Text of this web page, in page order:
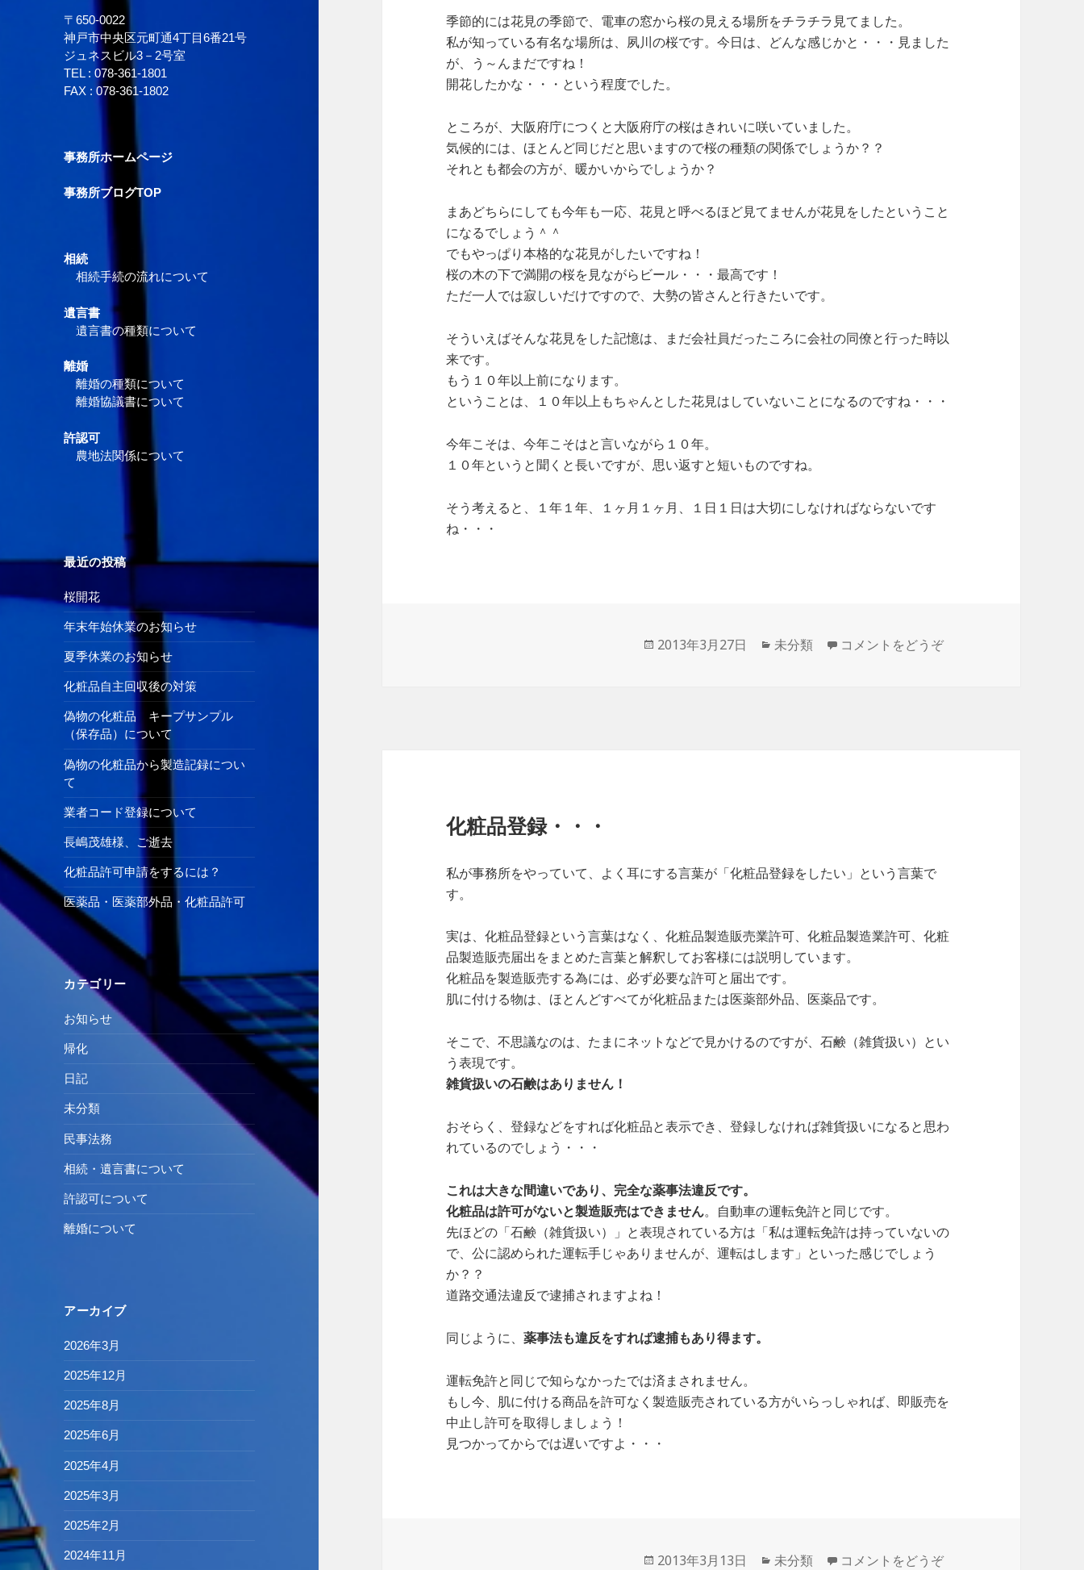
〒650-0022
神戸市中央区元町通4丁目6番21号
ジュネスビル3－2号室
TEL :078-361-1801
FAX : 078-361-1802
事務所ホームページ
事務所ブログTOP
相続
相続手続の流れについて
遺言書
遺言書の種類について
離婚
離婚の種類について
離婚協議書について
許認可
農地法関係について
最近の投稿
桜開花
年末年始休業のお知らせ
夏季休業のお知らせ
化粧品自主回収後の対策
偽物の化粧品 キープサンプル
（保存品）について
偽物の化粧品から製造記録につい
て
業者コード登録について
長嶋茂雄様、ご逝去
化粧品許可申請をするには？
医薬品・医薬部外品・化粧品許可
カテゴリー
お知らせ
帰化
日記
未分類
民事法務
相続・遺言書について
許認可について
離婚について
アーカイブ
2026年3月
2025年12月
2025年8月
2025年6月
2025年4月
2025年3月
2025年2月
2024年11月
季節的には花見の季節で、電車の窓から桜の見える場所をチラチラ見てました。
私が知っている有名な場所は、夙川の桜です。今日は、どんな感じかと・・・見ました
が、う～んまだですね！
開花したかな・・・という程度でした。
ところが、大阪府庁につくと大阪府庁の桜はきれいに咲いていました。
気候的には、ほとんど同じだと思いますので桜の種類の関係でしょうか？？
それとも都会の方が、暖かいからでしょうか？
まあどちらにしても今年も一応、花見と呼べるほど見てませんが花見をしたということ
になるでしょう＾＾
でもやっぱり本格的な花見がしたいですね！
桜の木の下で満開の桜を見ながらビール・・・最高です！
ただ一人では寂しいだけですので、大勢の皆さんと行きたいです。
そういえばそんな花見をした記憶は、まだ会社員だったころに会社の同僚と行った時以
来です。
もう１０年以上前になります。
ということは、１０年以上もちゃんとした花見はしていないことになるのですね・・・
今年こそは、今年こそはと言いながら１０年。
１０年というと聞くと長いですが、思い返すと短いものですね。
そう考えると、１年１年、１ヶ月１ヶ月、１日１日は大切にしなければならないです
ね・・・
投
2013年3月27日
カ
未分類 コメントをどうぞ
化粧品登録・・・
私が事務所をやっていて、よく耳にする言葉が「化粧品登録をしたい」という言葉で
す。
実は、化粧品登録という言葉はなく、化粧品製造販売業許可、化粧品製造業許可、化粧
品製造販売届出をまとめた言葉と解釈してお客様には説明しています。
化粧品を製造販売する為には、必ず必要な許可と届出です。
肌に付ける物は、ほとんどすべてが化粧品または医薬部外品、医薬品です。
そこで、不思議なのは、たまにネットなどで見かけるのですが、石鹸（雑貨扱い）とい
う表現です。
雑貨扱いの石鹸はありません！
おそらく、登録などをすれば化粧品と表示でき、登録しなければ雑貨扱いになると思わ
れているのでしょう・・・
これは大きな間違いであり、完全な薬事法違反です。
化粧品は許可がないと製造販売はできません。自動車の運転免許と同じです。
先ほどの「石鹸（雑貨扱い）」と表現されている方は「私は運転免許は持っていないの
で、公に認められた運転手じゃありませんが、運転はします」といった感じでしょう
か？？
道路交通法違反で逮捕されますよね！
同じように、薬事法も違反をすれば逮捕もあり得ます。
運転免許と同じで知らなかったでは済まされません。
もし今、肌に付ける商品を許可なく製造販売されている方がいらっしゃれば、即販売を
中止し許可を取得しましょう！
見つかってからでは遅いですよ・・・
投
2013年3月13日
カ
未分類 コメントをどうぞ